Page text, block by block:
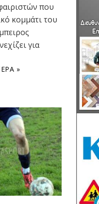
που
κομμάτι του
για
»